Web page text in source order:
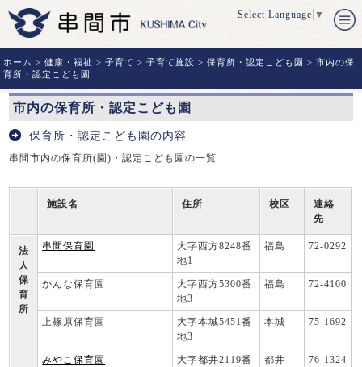
Select Language ▼
ホーム >健康・福祉 >子育て >子育て施設 >保育所・認定こども園 > 市内の保
育所・認定こども園
市内の保育所・認定こども園
保育所・認定こども園の内容
串間市内の保育所(園)・認定こども園の一覧
施設名 住所 校区
連絡
先
法
人
保
育
所
串間保育園
大字西方8248番
地1
福島 72-0292
かんな保育園
大字西方5300番
地3
福島 72-4100
上篠原保育園
大字本城5451番
地3
本城 75-1692
みやこ保育園
大字都井2119番
都井 76-1324